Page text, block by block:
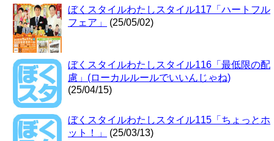
ぼくスタイルわたしスタイル117「ハートフル
フェア」
(25/05/02)
ぼくスタイルわたしスタイル116「最低限の配
慮」(ローカルルールでいいんじゃね)
(25/04/15)
ぼくスタイルわたしスタイル115「ちょっとホ
ット！」
(25/03/13)